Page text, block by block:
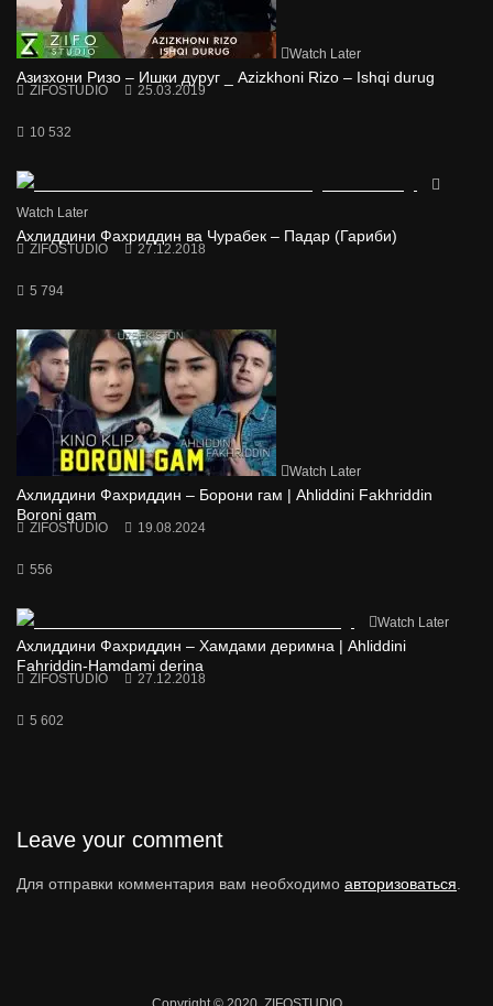
Watch Later
Азизхони Ризо – Ишки дуруг _ Azizkhoni Rizo – Ishqi durug
ZIFOSTUDIO 25.03.2019
10 532
Watch Later
Ахлиддини Фахриддин ва Чурабек – Падар (Гариби)
ZIFOSTUDIO 27.12.2018
5 794
Watch Later
Ахлиддини Фахриддин – Борони гам | Ahliddini Fakhriddin
Boroni gam
ZIFOSTUDIO 19.08.2024
556
Watch Later
Ахлиддини Фахриддин – Хамдами деримна | Ahliddini
Fahriddin-Hamdami derina
ZIFOSTUDIO 27.12.2018
5 602
Leave your comment
Для отправки комментария вам необходимо авторизоваться.